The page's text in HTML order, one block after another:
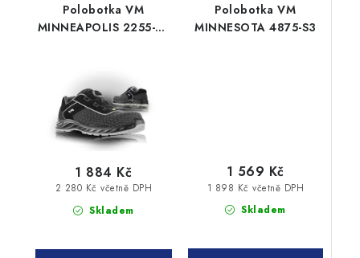
Polobotka VM
MINNEAPOLIS 2255-S3
Skladem
2 280 Kč včetně DPH
1 884 Kč
Polobotka VM
MINNESOTA 4875-S3
Skladem
1 898 Kč včetně DPH
1 569 Kč